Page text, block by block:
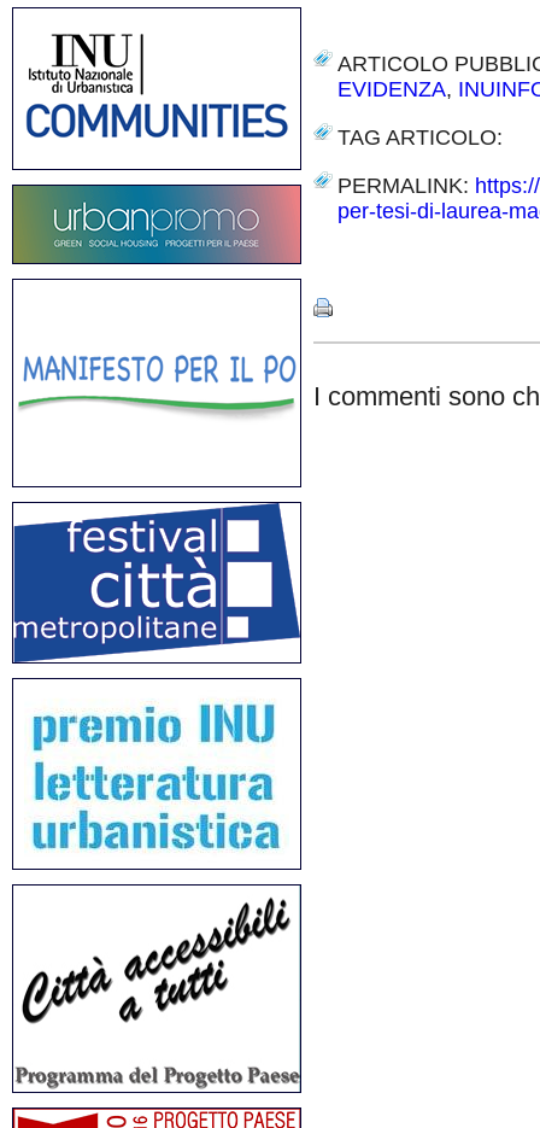
ARTICOLO
EVIDENZA,
TAG ARTICOLO:
PERMALINK:
per-tesi-di-laurea-
I commenti sono